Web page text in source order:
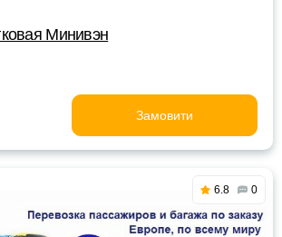
Минивэн
Замовити
6.8 0